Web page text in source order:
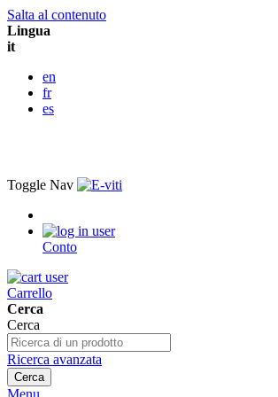
Salta al contenuto
Lingua
it
en
fr
es
Toggle Nav
Conto
Carrello
Cerca
Cerca
Ricerca avanzata
Cerca
Menu